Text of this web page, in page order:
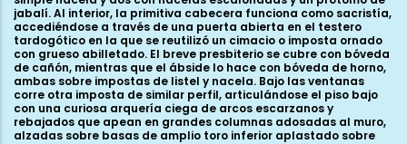
jabalí. Al interior, la primitiva cabecera funciona como sacristía,
accediéndose a través de una puerta abierta en el testero
tardogótico en la que se reutilizó un cimacio o imposta ornado
con grueso abilletado. El breve presbiterio se cubre con bóveda
de cañón, mientras que el ábside lo hace con bóveda de horno,
ambas sobre impostas de listel y nacela. Bajo las ventanas
corre otra imposta de similar perfil, articulándose el piso bajo
con una curiosa arquería ciega de arcos escarzanos y
rebajados que apean en grandes columnas adosadas al muro,
alzadas sobre basas de amplio toro inferior aplastado sobre